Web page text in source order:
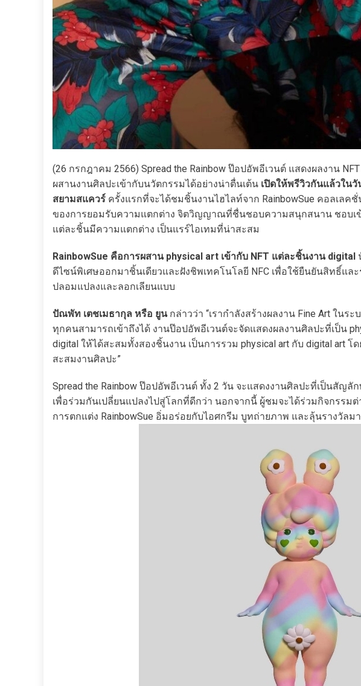
(26 กรกฎาคม 2566) Spread the Rainbow ป๊อปอัพอีเวนต์ แสดงผลงาน
ผสานงานศิลปะเข้ากับนวัตกรรมได้อย่างน่าตื่นเต้น เปิดให้พรีวิวกันแล้วใน
สยามสแควร์ ครั้งแรกที่จะได้ชมชิ้นงานไฮไลท์จาก RainbowSue คอลเล
ของการยอมรับความแตกต่าง จิตวิญญาณที่ชื่นชอบความสนุกสนาน ชอบเ
แต่ละชิ้นมีความแตกต่าง เป็นแรร์ไอเทมที่น่าสะสม
RainbowSue คือการผสาน physical art เข้ากับ NFT แต่ละชิ้นงาน digital
ดีไซน์พิเศษออกมาชิ้นเดียวและฝังชิพเทคโนโลยี NFC เพื่อใช้ยืนยันสิทธิ์แล
ปลอมแปลงและลอกเลียนแบบ
ปัณพัท เตชเมธากุล หรือ ยูนกล่าวว่า “เรากำลังสร้างผลงาน Fine Art ใน
ทุกคนสามารถเข้าถึงได้ งานป๊อปอัพอีเวนต์จะจัดแสดงผลงานศิลปะที่เป็น
digital ให้ได้สะสมทั้งสองชิ้นงาน เป็นการรวม physical art กับ digital art โ
สะสมงานศิลปะ”
Spread the Rainbow ป๊อปอัพอีเวนต์ ทั้ง 2 วัน จะแสดงงานศิลปะที่เป็นสั
เพื่อร่วมกันเปลี่ยนแปลงไปสู่โลกที่ดีกว่า นอกจากนี้ ผู้ชมจะได้ร่วมกิจกรรมต่
การตกแต่ง RainbowSue อิ่มอร่อยกับไอศกรีม บูทถ่ายภาพ และลุ้นรางวัลม